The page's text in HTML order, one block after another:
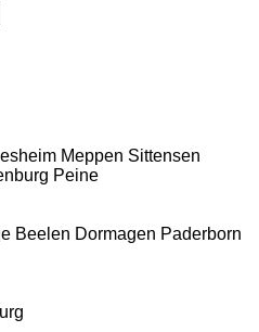
Meppen Sittensen
Peine
Beelen Dormagen Paderborn